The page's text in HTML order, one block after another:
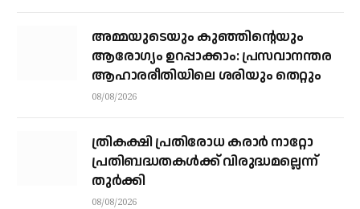
അമ്മയുടെയും കുഞ്ഞിന്റെയും
ആരോഗ്യം ഉറപ്പാക്കാം: പ്രസവാനന്തര
ആഹാരരീതിയിലെ ശരിയും തെറ്റും
08/08/2026
ത്രികക്ഷി പ്രതിരോധ കരാര്‍ നാറ്റോ
പ്രതിബദ്ധതകള്‍ക്ക് വിരുദ്ധമല്ലെന്ന്
തുര്‍ക്കി
08/08/2026